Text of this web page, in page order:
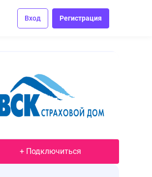
Вход Регистрация
+ Подключиться